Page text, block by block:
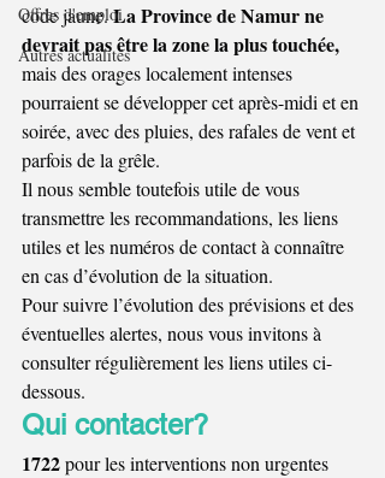
Offres d'emploi
Autres actualités
code jaune. La Province de Namur ne
devrait pas être la zone la plus touchée,
mais des orages localement intenses
pourraient se développer cet après-midi et en
soirée, avec des pluies, des rafales de vent et
parfois de la grêle.
Il nous semble toutefois utile de vous
transmettre les recommandations, les liens
utiles et les numéros de contact à connaître
en cas d’évolution de la situation.
Pour suivre l’évolution des prévisions et des
éventuelles alertes, nous vous invitons à
consulter régulièrement les liens utiles ci-
dessous.
Qui contacter?
1722 pour les interventions non urgentes